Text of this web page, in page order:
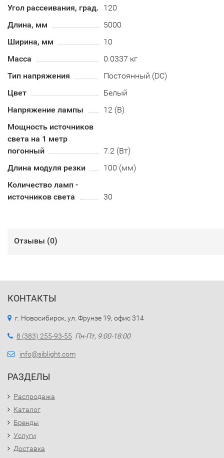
Угол рассеивания, град. 120
Длина, мм
5000
Ширина, мм
10
Масса
0.0337 кг
Тип напряжения
Постоянный (DC)
Цвет
Белый
Напряжение лампы
12 (В)
Мощность источников
света на 1 метр
погонный
7.2 (Вт)
Длина модуля резки
100 (мм)
Количество ламп -
источников света
30
Отзывы (0)
КОНТАКТЫ
г. Новосибирск, ул. Фрунзе 19, офис 314
8 (383) 255-93-55 Пн-Пт, 9:00-18:00
info@siblight.com
РАЗДЕЛЫ
Распродажа
Каталог
Бренды
Услуги
Доставка